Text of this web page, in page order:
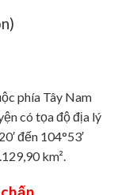
phía Tây Nam
có tọa độ địa lý
đến 104°53′
km².